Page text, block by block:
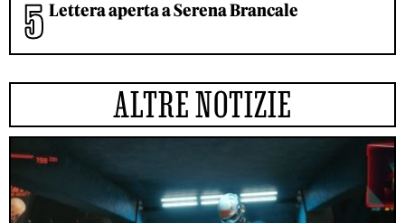
Lettera aperta a Serena Brancale
ALTRE NOTIZIE